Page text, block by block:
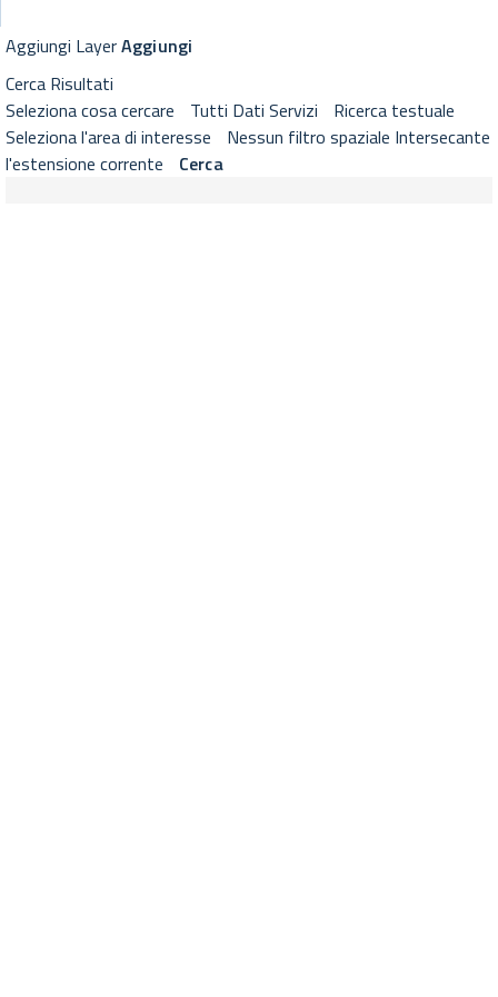
GeoViewer RNDT
Visualizzatore cartografico RNDT con strumenti di selezione
Aggiungi LayerAggiungi
Cerca Risultati
Seleziona cosa cercare
Tutti Dati Servizi
Ricerca testuale
Seleziona l'area di interesse
Nessun filtro spaziale Intersecante
l'estensione corrente
Cerca